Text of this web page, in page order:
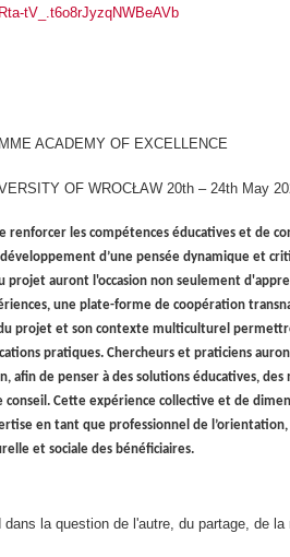
tV_.t6o8rJyzqNWBeAVb
ACADEMY OF EXCELLENCE
OF WROCŁAW 20th – 24th May
renforcer les compétences éducatives et de
d’une pensée dynamique et
projet auront l'occasion non seulement
une plate-forme de coopération
projet et son contexte multiculturel
pratiques. Chercheurs et praticiens
afin de penser à des solutions éducatives,
Cette expérience collective et de
en tant que professionnel de
et sociale des bénéficiaires.
la question de l'autre, du partage, de